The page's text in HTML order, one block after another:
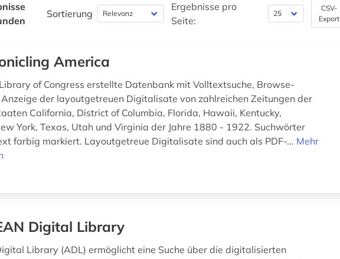
Sortierung
Ergebnisse pro
Seite:
CSV-
Export
America
of Congress erstellte Datenbank mit Volltextsuche, Browse-
Anzeige der layoutgetreuen Digitalisate von zahlreichen Zeitungen der
California, District of Columbia, Florida, Hawaii, Kentucky,
York, Texas, Utah und Virginia der Jahre 1880 - 1922. Suchwörter
farbig markiert. Layoutgetreue Digitalisate sind auch als PDF-... Mehr
Digital Library
Library (ADL) ermöglicht eine Suche über die digitalisierten